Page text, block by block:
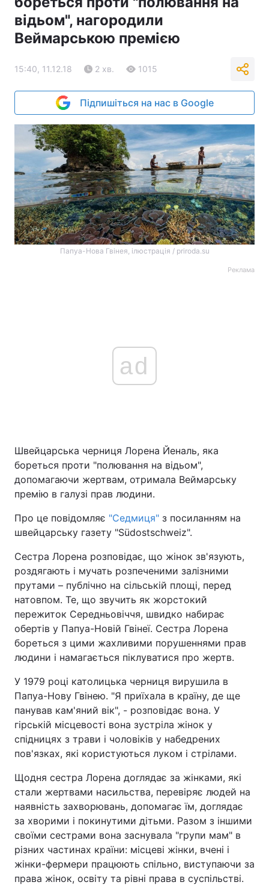
відьом", нагородили
Веймарською премією
15:40, 11.12.18 2 хв. 1015
Підпишіться на нас в Google
Папуа-Нова Гвінея, ілюстрація / priroda.su
Реклама
ad
Швейцарська черниця Лорена Йеналь, яка
бореться проти "полювання на відьом",
допомагаючи жертвам, отримала Веймарську
премію в галузі прав людини.
Про це повідомляє "Седмиця" з посиланням на
швейцарську газету "Südostschweiz".
Сестра Лорена розповідає, що жінок зв'язують,
роздягають і мучать розпеченими залізними
прутами – публічно на сільській площі, перед
натовпом. Те, що звучить як жорстокий
пережиток Середньовіччя, швидко набирає
обертів у Папуа-Новій Гвінеї. Сестра Лорена
бореться з цими жахливими порушеннями прав
людини і намагається піклуватися про жертв.
У 1979 році католицька черниця вирушила в
Папуа-Нову Гвінею. "Я приїхала в країну, де ще
панував кам'яний вік", - розповідає вона. У
гірській місцевості вона зустріла жінок у
спідницях з трави і чоловіків у набедрених
пов'язках, які користуються луком і стрілами.
Щодня сестра Лорена доглядає за жінками, які
стали жертвами насильства, перевіряє людей на
наявність захворювань, допомагає їм, доглядає
за хворими і покинутими дітьми. Разом з іншими
своїми сестрами вона заснувала "групи мам" в
різних частинах країни: місцеві жінки, вчені і
жінки-фермери працюють спільно, виступаючи за
права жінок, освіту та рівні права в суспільстві.